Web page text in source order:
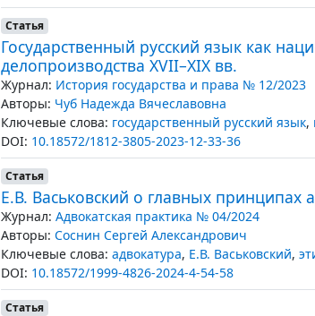
Статья
Государственный русский язык как
делопроизводства XVII–XIX вв.
Журнал: История государства и права № 12/2023
Авторы: Чуб Надежда Вячеславовна
Ключевые слова: государственный русский язык,
DOI: 10.18572/1812-3805-2023-12-33-36
Статья
Е.В. Васьковский о главных принципах
Журнал: Адвокатская практика № 04/2024
Авторы: Соснин Сергей Александрович
Ключевые слова: адвокатура, Е.В. Васьковский,
DOI: 10.18572/1999-4826-2024-4-54-58
Статья